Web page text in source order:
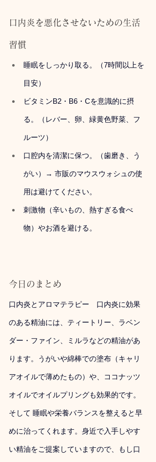
口内炎を悪化させないための生活
習慣
睡眠をしっかり取る。（7時間以上を
目安）
ビタミンB2・B6・Cを意識的に摂
る。（レバー、卵、緑黄色野菜、フ
ルーツ）
口腔内を清潔に保つ。（歯磨き、う
がい）→ 市販のマウスウォシュの使
用は避けてください。
刺激物（辛いもの、熱すぎる食べ
物）やお酒を避ける。
今日のまとめ
口内炎とアロマテラピー　口内炎に効果
のある精油には、ティートリー、ラベン
ダー・ファイン、ミルラなどの精油があ
ります。うがいや綿棒での塗布（キャリ
アオイルで薄めたもの）や、ココナッツ
オイルでオイルプリングも効果的です。
そして 睡眠や栄養バランスを整えると早
めに治ってくれます。身近で入手しやす
い精油をご提案していますので、もし口